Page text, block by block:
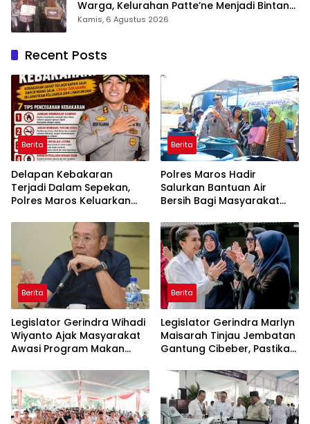
Warga, Kelurahan Patte’ne Menjadi Bintang
Takalar Award 2026
Kamis, 6 Agustus 2026
Recent Posts
Berita
Delapan Kebakaran
Terjadi Dalam Sepekan,
Polres Maros Keluarkan
Masyarakat
Berita
Polres Maros Hadir
Salurkan Bantuan Air
Bersih Bagi Masyarakat
Di Maros
Berita
Legislator Gerindra Wihadi
Wiyanto Ajak Masyarakat
Awasi Program Makan
Sasaran
Berita
Legislator Gerindra Marlyn
Maisarah Tinjau Jembatan
Gantung Cibeber, Pastikan